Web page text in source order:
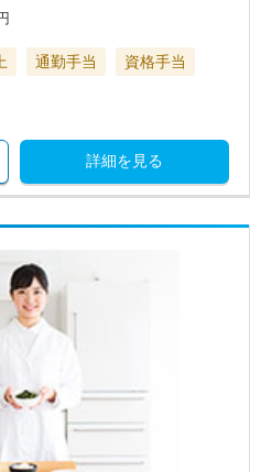
通勤手当
資格手当
詳細を見る